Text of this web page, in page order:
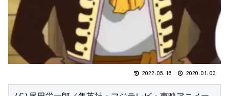
2022.05.16 2020.01.03